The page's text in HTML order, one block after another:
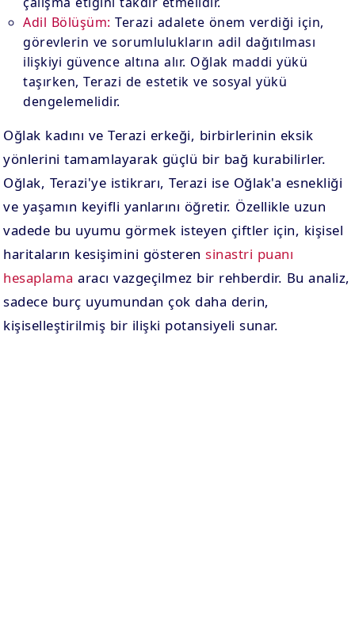
Adil Bölüşüm: Terazi adalete önem verdiği için,
görevlerin ve sorumlulukların adil dağıtılması
ilişkiyi güvence altına alır. Oğlak maddi yükü
taşırken, Terazi de estetik ve sosyal yükü
dengelemelidir.
Oğlak kadını ve Terazi erkeği, birbirlerinin eksik
yönlerini tamamlayarak güçlü bir bağ kurabilirler.
Oğlak, Terazi'ye istikrarı, Terazi ise Oğlak'a esnekliği
ve yaşamın keyifli yanlarını öğretir. Özellikle uzun
vadede bu uyumu görmek isteyen çiftler için, kişisel
haritaların kesişimini gösterensinastri puanı
hesaplama aracı vazgeçilmez bir rehberdir. Bu analiz,
sadece burç uyumundan çok daha derin,
kişiselleştirilmiş bir ilişki potansiyeli sunar.